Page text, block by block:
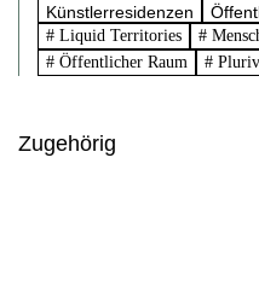
Künstlerresidenzen
# Liquid Territories
#
# Öffentlicher Raum
#
Zugehörig